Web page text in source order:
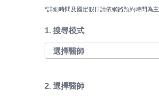
*詳細時間及國定假日請依網路預約時間為主
1. 搜尋模式
2. 選擇醫師